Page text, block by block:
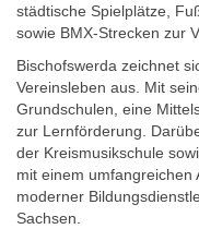
städtische Spielplätze,
sowie BMX-Strecken zur
Bischofswerda zeichnet
Vereinsleben aus. Mit
Grundschulen, eine
zur Lernförderung.
der Kreismusikschule
mit einem umfangreichen
moderner
Sachsen.